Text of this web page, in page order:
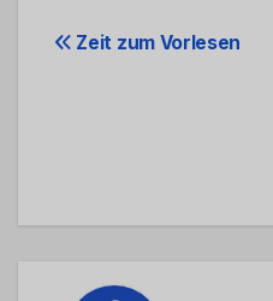
Beitrags-
Zeit zum Vorlesen